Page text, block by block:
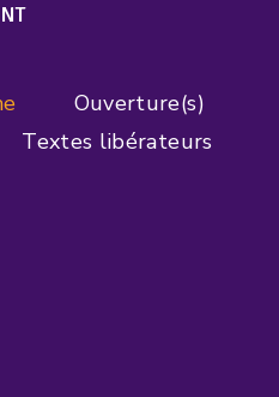
Ouverture(s)
Textes libérateurs